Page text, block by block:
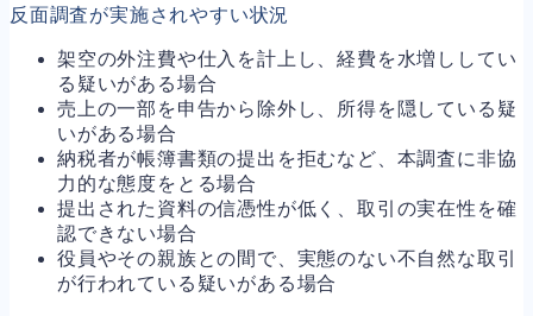
反面調査が実施されやすい状況
架空の外注費や仕入を計上し、経費を水増ししてい
る疑いがある場合
売上の一部を申告から除外し、所得を隠している疑
いがある場合
納税者が帳簿書類の提出を拒むなど、本調査に非協
力的な態度をとる場合
提出された資料の信憑性が低く、取引の実在性を確
認できない場合
役員やその親族との間で、実態のない不自然な取引
が行われている疑いがある場合